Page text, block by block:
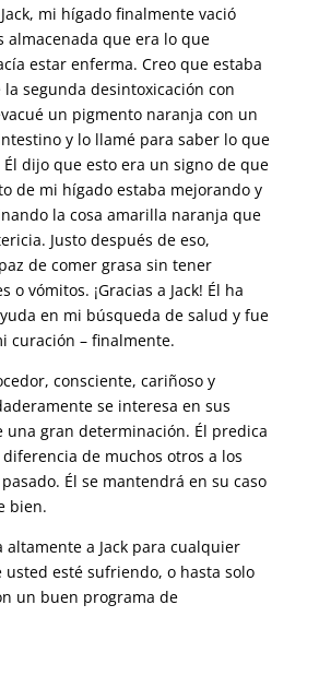
mi hígado finalmente vació
almacenada que era lo que
estar enferma. Creo que estaba
segunda desintoxicación con
un pigmento naranja con un
y lo llamé para saber lo que
dijo que esto era un signo de que
de mi hígado estaba mejorando y
la cosa amarilla naranja que
Justo después de eso,
de comer grasa sin tener
o vómitos. ¡Gracias a Jack! Él ha
en mi búsqueda de salud y fue
curación – finalmente.
consciente, cariñoso y
se interesa en sus
una gran determinación. Él predica
de muchos otros a los
Él se mantendrá en su caso
bien.
altamente a Jack para cualquier
esté sufriendo, o hasta solo
un buen programa de